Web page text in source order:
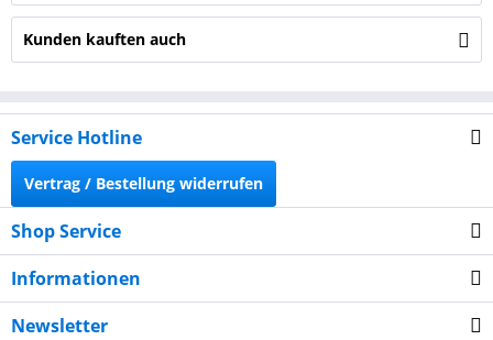
Kunden kauften auch
Service Hotline
Vertrag / Bestellung widerrufen
Shop Service
Informationen
Newsletter